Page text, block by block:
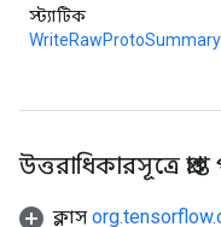
স্ট্যাটিক
WriteRawProtoSummary
উত্তরাধিকারসূত্রে
ক্লাস